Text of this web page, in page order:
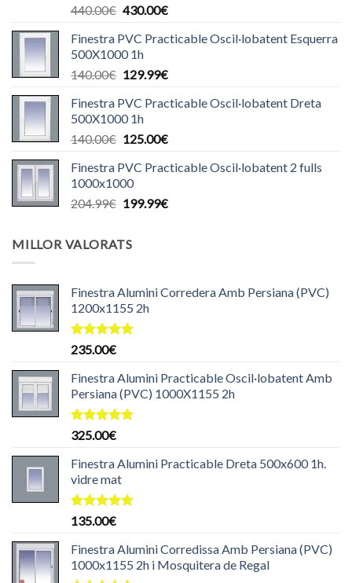
440.00€ El
original
era:
440.00€.
430.00€El
actual
430.00€.
Finestra PVC Practicable Oscil·lobatent Esquerra
500X1000 1h
140.00€ El
original
era:
140.00€.
129.99€El
actual
129.99€.
Finestra PVC Practicable Oscil·lobatent Dreta
500X1000 1h
140.00€ El
original
era:
140.00€.
125.00€El
actual
125.00€.
Finestra PVC Practicable Oscil·lobatent 2 fulls
1000x1000
204.99€ El
era:
199.99€El
MILLOR VALORATS
Finestra Alumini Corredera Amb Persiana (PVC)
1200x1155 2h
Puntuat
de 5
235.00€
Finestra Alumini Practicable Oscil·lobatent Amb
Persiana (PVC) 1000X1155 2h
Puntuat
de 5
325.00€
Finestra Alumini Practicable Dreta 500x600 1h.
vidre mat
Puntuat
de 5
135.00€
Finestra Alumini Corredissa Amb Persiana (PVC)
1000x1155 2h i Mosquitera de Regal